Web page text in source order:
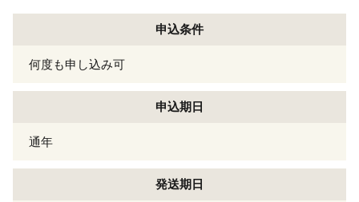
申込条件
何度も申し込み可
申込期日
通年
発送期日